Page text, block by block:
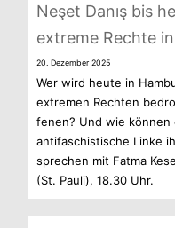
Neşet Danış bis
extreme Rechte
20. Dezem­ber 2025
Wer wird heute in
extre­men Rech­ten
fe­nen? Und wie
anti­fa­schis­ti­sche Linke
spre­chen mit Fatma
(St. Pauli), 18.30 Uhr.